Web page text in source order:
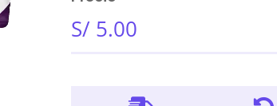
cantidad
S/ 5.00